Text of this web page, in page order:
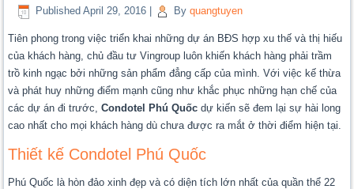
Published April 29, 2016 By quangtuyen
Tiên phong trong việc triển khai những dự án BĐS hợp xu thế và thị hiếu
của khách hàng, chủ đầu tư Vingroup luôn khiến khách hàng phải trầm
trồ kinh ngạc bởi những sản phẩm đẳng cấp của mình. Với việc kế thừa
và phát huy những điểm mạnh cũng như khắc phục những hạn chế của
các dự án đi trước,Condotel Phú Quốc dự kiến sẽ đem lại sự hài long
cao nhất cho mọi khách hàng dù chưa được ra mắt ở thời điểm hiện tại.
Thiết kế Condotel Phú Quốc
Phú Quốc là hòn đảo xinh đẹp và có diện tích lớn nhất của quần thể 22